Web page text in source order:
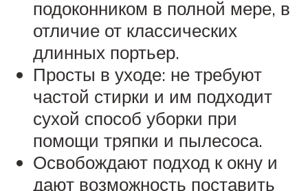
подоконником в полной мере, в
отличие от классических
длинных портьер.
Просты в уходе: не требуют
частой стирки и им подходит
сухой способ уборки при
помощи тряпки и пылесоса.
Освобождают подход к окну и
дают возможность поставить